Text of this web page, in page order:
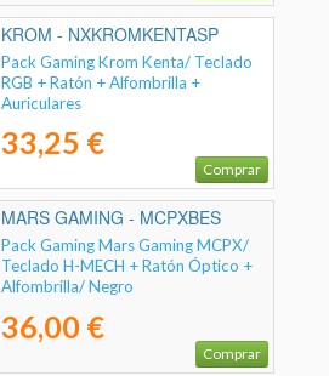
KROM - NXKROMKENTASP
Pack Gaming Krom Kenta/ Teclado
RGB + Ratón + Alfombrilla +
Auriculares
33,25 €
Comprar
MARS GAMING - MCPXBES
Pack Gaming Mars Gaming MCPX/
Teclado H-MECH + Ratón Óptico +
Alfombrilla/ Negro
36,00 €
Comprar